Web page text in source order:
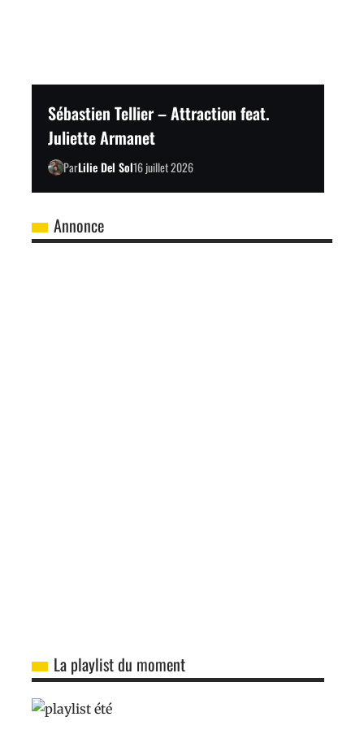
Sébastien Tellier – Attraction feat.
Juliette Armanet
ParLilie Del Sol16 juillet 2026
Annonce
La playlist du moment